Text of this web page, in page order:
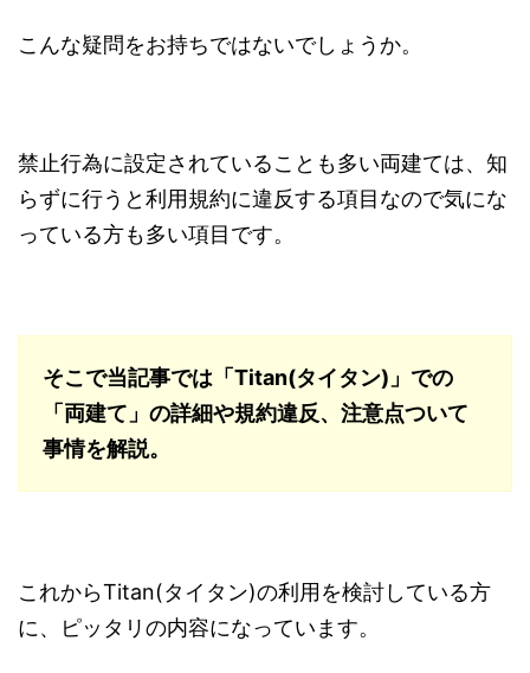
こんな疑問をお持ちではないでしょうか。
禁止行為に設定されていることも多い両建ては、知
らずに行うと利用規約に違反する項目なので気にな
っている方も多い項目です。
そこで当記事では「Titan(タイタン)」での
「両建て」の詳細や規約違反、注意点ついて
事情を解説。
これからTitan(タイタン)の利用を検討している方
に、ピッタリの内容になっています。